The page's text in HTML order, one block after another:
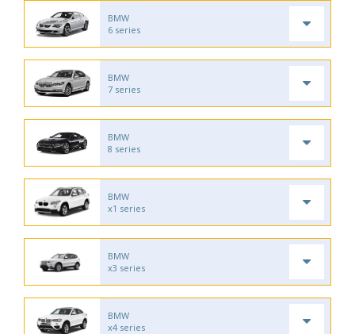
BMW
6 series
BMW
7 series
BMW
8 series
BMW
x1 series
BMW
x3 series
BMW
x4 series